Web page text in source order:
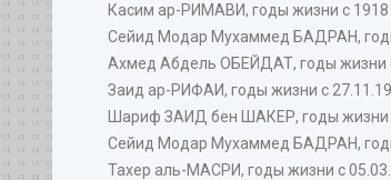
Касим ар-РИМАВИ, годы жизни с 1918
Сейид Модар Мухаммед БАДРАН, годы
Ахмед Абдель ОБЕЙДАТ, годы жизни
Заид ар-РИФАИ, годы жизни с
Шариф ЗАИД бен ШАКЕР, годы жизни
Сейид Модар Мухаммед БАДРАН, годы
Тахер аль-МАСРИ, годы жизни с